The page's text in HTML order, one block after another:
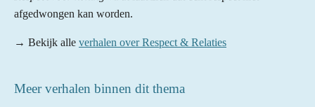
afgedwongen kan worden.
→ Bekijk alle verhalen over Respect & Relaties
Meer verhalen binnen dit thema